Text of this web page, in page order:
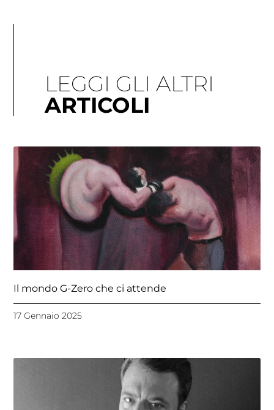
LEGGI GLI ALTRI
ARTICOLI
Il mondo G-Zero che ci attende
17 Gennaio 2025
PaginaPagina PaginaPagina